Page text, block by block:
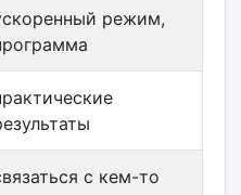
режим,
с кем-то